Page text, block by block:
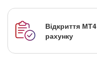
Відкриття МТ4
рахунку